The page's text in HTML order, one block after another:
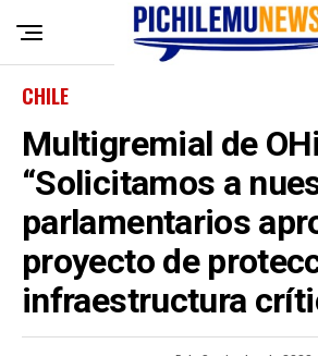
CHILE
Multigremial de
“Solicitamos a
parlamentarios
proyecto de
infraestructura